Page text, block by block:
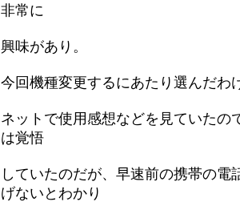
非常に
興味があり。
今回機種変更するにあたり選んだわ
ネットで使用感想などを見ていたの
は覚悟
していたのだが、早速前の携帯の電
げないとわかり